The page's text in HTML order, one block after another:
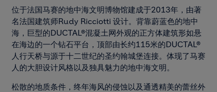
位于法国马赛的地中海文明博物馆建成于2013年，由著
名法国建筑师Rudy Ricciotti 设计。背靠蔚蓝色的地中
海，巨型的DUCTAL®混凝土网外观的正方体建筑形如悬
在海边的一个钻石平台，顶部由长约115米的DUCTAL®
人行天桥与源于十二世纪的圣约翰城堡连接。体现了马赛
人的大胆设计风格以及独具魅力的地中海文明。
松散的地质条件，终年海风的侵蚀以及通透精美的蕾丝外